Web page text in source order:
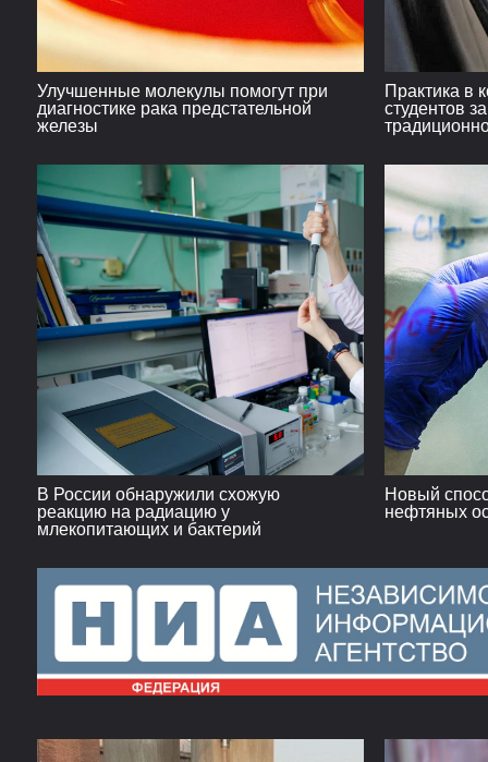
Улучшенные молекулы помогут при
диагностике рака предстательной
железы
Практика в
студентов
В России обнаружили схожую
реакцию на радиацию у
млекопитающих и бактерий
Новый
нефтяных